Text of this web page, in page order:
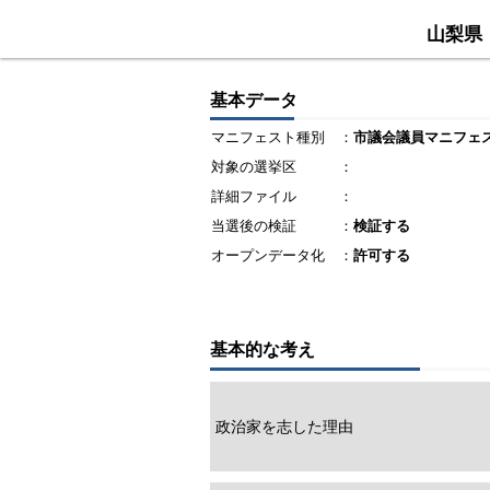
山梨県
基本データ
マニフェスト種別 ： 市議会議員マニフェ
対象の選挙区
：
詳細ファイル
：
当選後の検証
： 検証する
オープンデータ化
： 許可する
基本的な考え
政治家を志した理由